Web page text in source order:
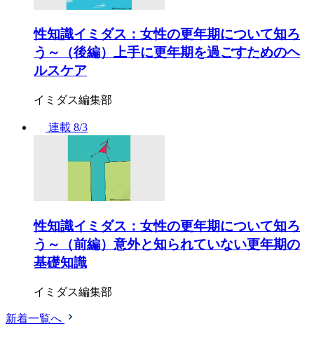
性知識イミダス：女性の更年期について知ろ
う～（後編）上手に更年期を過ごすためのヘ
ルスケア
イミダス編集部
連載 8/3
性知識イミダス：女性の更年期について知ろ
う～（前編）意外と知られていない更年期の
基礎知識
イミダス編集部
新着一覧へ